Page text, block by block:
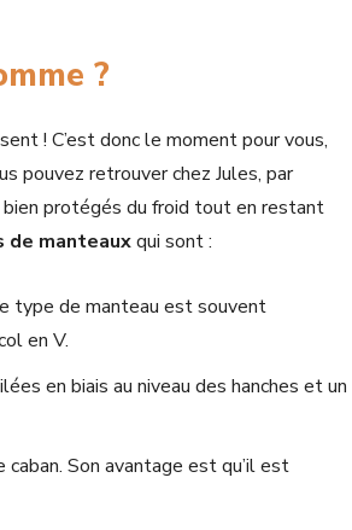
?
! C’est donc le moment pour vous,
pouvez retrouver chez Jules, par
bien protégés du froid tout en restant
de manteauxqui sont :
type de manteau est souvent
en V.
en biais au niveau des hanches et un
Son avantage est qu’il est